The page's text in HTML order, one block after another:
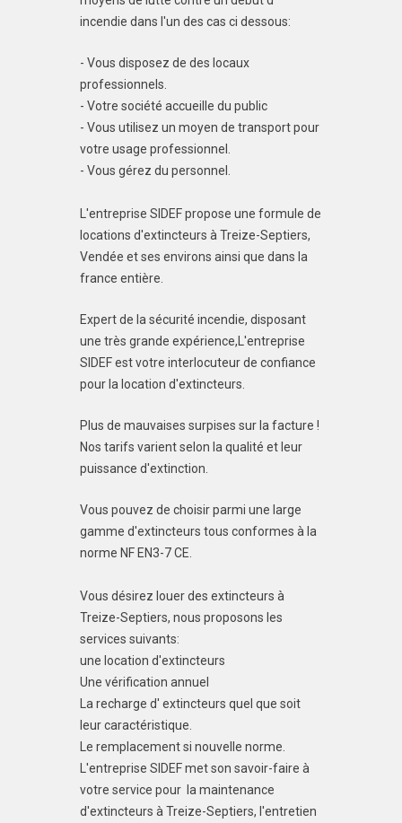
incendie dans l'un des cas ci dessous:
- Vous disposez de des locaux
professionnels.
- Votre société accueille du public
- Vous utilisez un moyen de transport pour
votre usage professionnel.
- Vous gérez du personnel.
L'entreprise SIDEF propose une formule de
locations d'extincteurs à Treize-Septiers,
Vendée et ses environs ainsi que dans la
france entière.
Expert de la sécurité incendie, disposant
une très grande expérience,L'entreprise
SIDEF est votre interlocuteur de confiance
pour la location d'extincteurs.
Plus de mauvaises surpises sur la facture !
Nos tarifs varient selon la qualité et leur
puissance d'extinction.
Vous pouvez de choisir parmi une large
gamme d'extincteurs tous conformes à la
norme NF EN3-7 CE.
Vous désirez louer des extincteurs à
Treize-Septiers, nous proposons les
services suivants:
une location d'extincteurs
Une vérification annuel
La recharge d' extincteurs quel que soit
leur caractéristique.
Le remplacement si nouvelle norme.
L'entreprise SIDEF met son savoir-faire à
votre service pour la maintenance
d'extincteurs à Treize-Septiers, l'entretien